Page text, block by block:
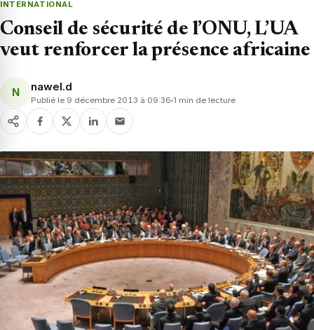
INTERNATIONAL
Conseil de sécurité de l’ONU, L’UA
veut renforcer la présence africaine
N nawel.d
Publié le 9 décembre 2013 à 09:36 1 min de lecture